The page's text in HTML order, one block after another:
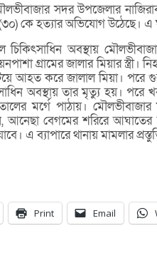
সদর উপজেলার
কে হত্যার অভিযোগ উঠেছে।
চিকিৎসাধিন অবস্থায়
গ্রামের জালার মিয়ার
আহত করে জালাল মিয়া। পরে
অবস্থায় তার মৃত্যু হয়। পরে
মর্গে পাঠায়।
আনেছা বেগমের শরিরে
এ ব্যাপারে থানায় মামলার
Print Email